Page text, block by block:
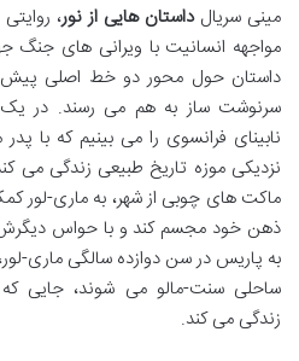
مینی سریالداستان هایی از نور،
مواجهه انسانیت با ویرانی های جنگ
داستان حول محور دو خط اصلی پیش
سرنوشت ساز به هم می رسند. در یک
نابینای فرانسوی را می بینیم که با
نزدیکی موزه تاریخ طبیعی زندگی می
ماکت های چوبی از شهر، به ماری-لور
ذهن خود مجسم کند و با حواس دیگرش
به پاریس در سن دوازده سالگی ماری-
ساحلی سنت-مالو می شوند، جایی که
زندگی می کند.